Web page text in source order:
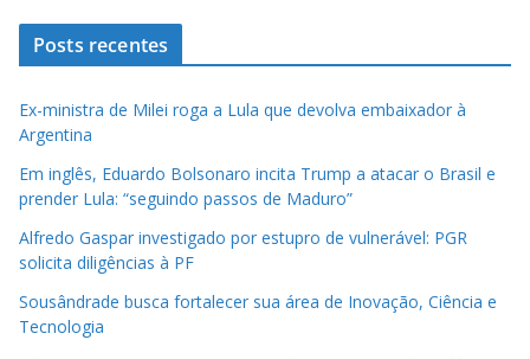
Posts recentes
Ex-ministra de Milei roga a Lula que devolva embaixador à
Argentina
Em inglês, Eduardo Bolsonaro incita Trump a atacar o Brasil e
prender Lula: “seguindo passos de Maduro”
Alfredo Gaspar investigado por estupro de vulnerável: PGR
solicita diligências à PF
Sousândrade busca fortalecer sua área de Inovação, Ciência e
Tecnologia